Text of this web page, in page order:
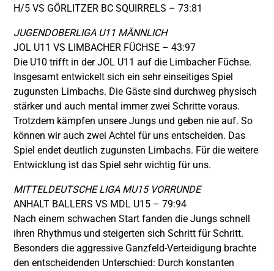
H/5 VS GÖRLITZER BC SQUIRRELS – 73:81
JUGENDOBERLIGA U11 MÄNNLICH
JOL U11 VS LIMBACHER FÜCHSE – 43:97
Die U10 trifft in der JOL U11 auf die Limbacher Füchse.
Insgesamt entwickelt sich ein sehr einseitiges Spiel
zugunsten Limbachs. Die Gäste sind durchweg physisch
stärker und auch mental immer zwei Schritte voraus.
Trotzdem kämpfen unsere Jungs und geben nie auf. So
können wir auch zwei Achtel für uns entscheiden. Das
Spiel endet deutlich zugunsten Limbachs. Für die weitere
Entwicklung ist das Spiel sehr wichtig für uns.
MITTELDEUTSCHE LIGA MU15 VORRUNDE
ANHALT BALLERS VS MDL U15 – 79:94
Nach einem schwachen Start fanden die Jungs schnell
ihren Rhythmus und steigerten sich Schritt für Schritt.
Besonders die aggressive Ganzfeld-Verteidigung brachte
den entscheidenden Unterschied: Durch konstanten